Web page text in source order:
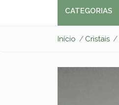
CATEGORIAS
Início Cristais